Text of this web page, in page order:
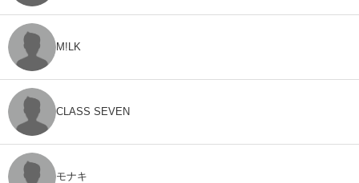
M!LK
CLASS SEVEN
モナキ